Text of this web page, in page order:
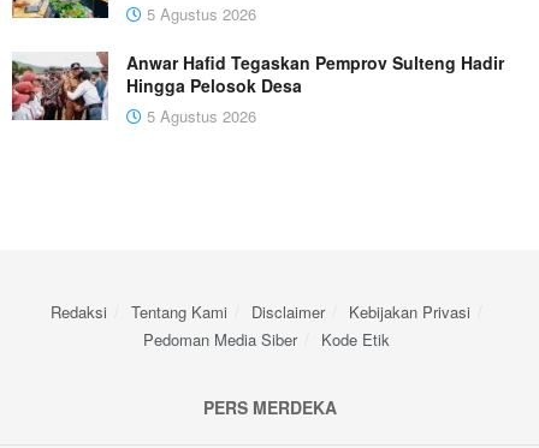
5 Agustus 2026
Anwar Hafid Tegaskan Pemprov Sulteng Hadir
Hingga Pelosok Desa
5 Agustus 2026
Redaksi Tentang Kami Disclaimer
Kebijakan Privasi
Pedoman Media Siber
Kode Etik
PERS MERDEKA